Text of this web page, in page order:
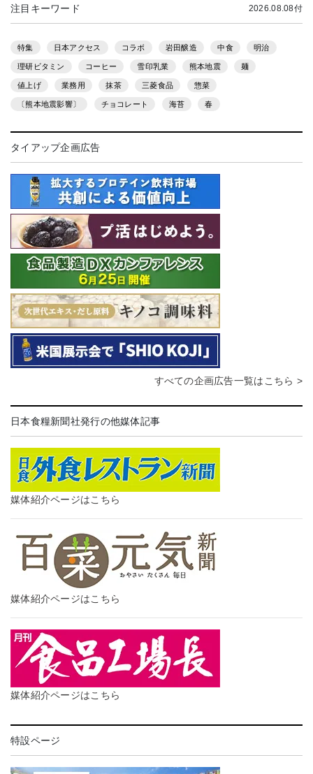
注目キーワード 2026.08.08付
特集 日本アクセス コラボ 岩田醸造 中食 明治
理研ビタミン コーヒー 雪印乳業 熊本地震 麺
値上げ 業務用 抹茶 三菱食品 惣菜
〔熊本地震影響〕 チョコレート 海苔 春
タイアップ企画広告
すべての企画広告一覧はこちら >
日本食糧新聞社発行の他媒体記事
媒体紹介ページはこちら
媒体紹介ページはこちら
媒体紹介ページはこちら
特設ページ